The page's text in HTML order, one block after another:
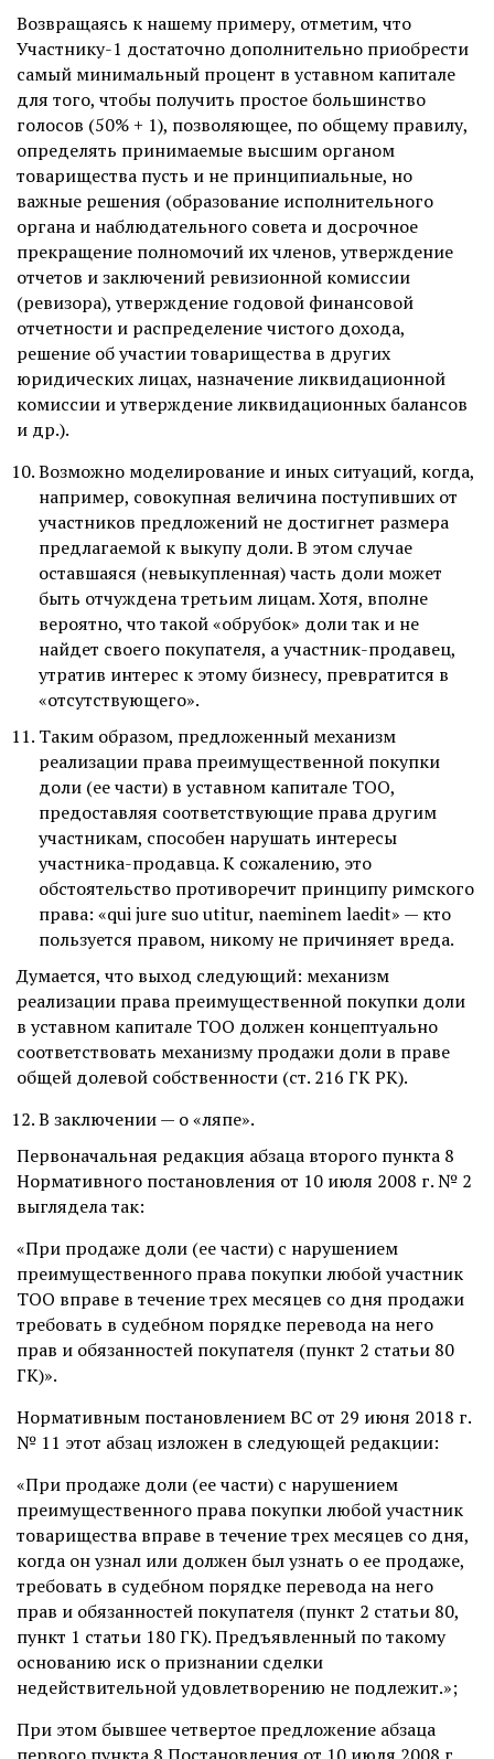
Возвращаясь к нашему примеру, отметим, что
Участнику-1 достаточно дополнительно приобрести
самый минимальный процент в уставном капитале
для того, чтобы получить простое большинство
голосов (50% + 1), позволяющее, по общему правилу,
определять принимаемые высшим органом
товарищества пусть и не принципиальные, но
важные решения (образование исполнительного
органа и наблюдательного совета и досрочное
прекращение полномочий их членов, утверждение
отчетов и заключений ревизионной комиссии
(ревизора), утверждение годовой финансовой
отчетности и распределение чистого дохода,
решение об участии товарищества в других
юридических лицах, назначение ликвидационной
комиссии и утверждение ликвидационных балансов
и др.).
Возможно моделирование и иных ситуаций, когда,
например, совокупная величина поступивших от
участников предложений не достигнет размера
предлагаемой к выкупу доли. В этом случае
оставшаяся (невыкупленная) часть доли может
быть отчуждена третьим лицам. Хотя, вполне
вероятно, что такой «обрубок» доли так и не
найдет своего покупателя, а участник-продавец,
утратив интерес к этому бизнесу, превратится в
«отсутствующего».
Таким образом, предложенный механизм
реализации права преимущественной покупки
доли (ее части) в уставном капитале ТОО,
предоставляя соответствующие права другим
участникам, способен нарушать интересы
участника-продавца. К сожалению, это
обстоятельство противоречит принципу римского
права: «qui jure suo utitur, naeminem laedit» — кто
пользуется правом, никому не причиняет вреда.
Думается, что выход следующий: механизм
реализации права преимущественной покупки доли
в уставном капитале ТОО должен концептуально
соответствовать механизму продажи доли в праве
общей долевой собственности (ст. 216 ГК РК).
В заключении — о «ляпе».
Первоначальная редакция абзаца второго пункта 8
Нормативного постановления от 10 июля 2008 г. № 2
выглядела так:
«При продаже доли (ее части) с нарушением
преимущественного права покупки любой участник
ТОО вправе в течение трех месяцев со дня продажи
требовать в судебном порядке перевода на него
прав и обязанностей покупателя (пункт 2 статьи 80
ГК)».
Нормативным постановлением ВС от 29 июня 2018 г.
№ 11 этот абзац изложен в следующей редакции:
«При продаже доли (ее части) с нарушением
преимущественного права покупки любой участник
товарищества вправе в течение трех месяцев со дня,
когда он узнал или должен был узнать о ее продаже,
требовать в судебном порядке перевода на него
прав и обязанностей покупателя (пункт 2 статьи 80,
пункт 1 статьи 180 ГК). Предъявленный по такому
основанию иск о признании сделки
недействительной удовлетворению не подлежит.»;
При этом бывшее четвертое предложение абзаца